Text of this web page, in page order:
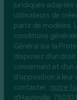
juridiques adaptés
utilisateurs de
partir de modèles.
conditions
Général sur la
disposez d'un
concernant et
d'opposition à leur
contacter : notre
d'Hauteville, 75010